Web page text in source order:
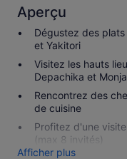
Aperçu
Dégustez des
et Yakitori
Visitez les hauts
Depachika et
Rencontrez des
de cuisine
Profitez d'une
(max 8 invités)
Afficher plus